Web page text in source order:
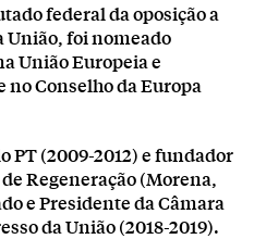
federal da oposição a
União, foi nomeado
União Europeia e
Conselho da Europa
PT (2009-2012) e fundador
Regeneração (Morena,
e Presidente da Câmara
da União (2018-2019).